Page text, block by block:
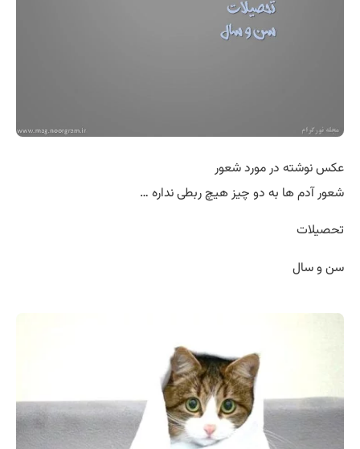
عکس نوشته در مورد شعور
شعور آدم ها به دو چیز هیچ ربطی نداره …
تحصیلات
سن و سال